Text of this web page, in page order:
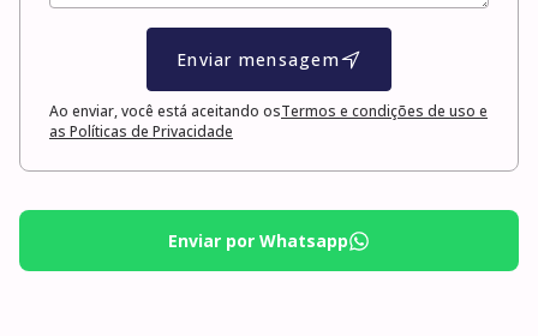
Enviar mensagem
Ao enviar, você está aceitando osTermos e condições de uso e
as Políticas de Privacidade
Enviar por Whatsapp